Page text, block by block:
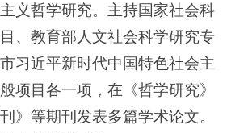
义哲学研究。主持国家社会科
、教育部人文社会科学研究专
习近平新时代中国特色社会主
项目各一项，在《哲学研究》
》等期刊发表多篇学术论文。